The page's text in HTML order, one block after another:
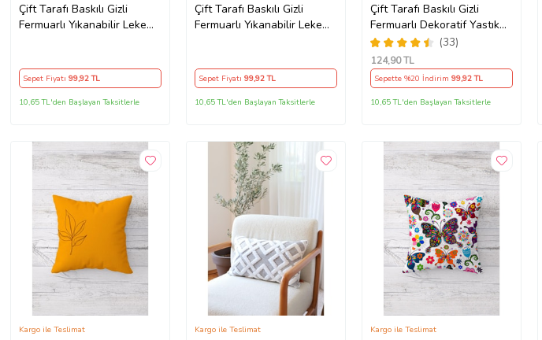
Çift Tarafı Baskılı Gizli
Fermuarlı Yıkanabilir Leke
Sepet Fiyatı 99,92 TL
10,65 TL'den Başlayan Taksitlerle
Çift Tarafı Baskılı Gizli
Fermuarlı Yıkanabilir Leke
Sepet Fiyatı 99,92 TL
10,65 TL'den Başlayan Taksitlerle
Çift Tarafı Baskılı Gizli
Fermuarlı Dekoratif Yastık
Kılıfı Kırlent Kılıfı Koltuk
Yastık Kılıfı (Turuncu)
(33)
124,90 TL
Sepette %20 İndirim 99,92 TL
10,65 TL'den Başlayan Taksitlerle
Kargo ile Teslimat Kargo ile Teslimat Kargo ile Teslimat